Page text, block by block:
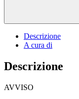
Descrizione
A cura di
Descrizione
AVVISO